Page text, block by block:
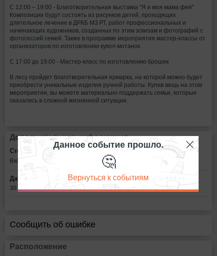
С 12:00 – 19:00 - Благотворительная выставка "Я и моя мама фея"
Композиции будут состоять из рисунков детей, проходящих
длительное лечение в ДРКБ МЗ РТ, работ профессиональных и
начинающих художников, созданных по этим эскизам и фотографий с
фотосессий семей. Также в программе мероприятия мастер-классы от
организаторов по изготовлению кукол-мотанок.
С 17:00 до 19:00 - Мастер-класс по изготовлению брошек
В лесу пройдет благотворительная ярмарка, на которой можно будет
приобрести уникальные изделия ручной работы. Купив вещь на этом
мероприятии, вы можете материально поддержать семьи, которые
оказались в сложной жизненной ситуации.
Дополнительная информация
Стоимость билетов:
Вход свободный
Дата:
30 августа в 12:00
Сообщить об ошибке
Расположение
Данное событие прошло.
🤔
Вернуться к событиям